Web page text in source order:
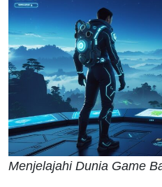
Menjelajahi Dunia Game